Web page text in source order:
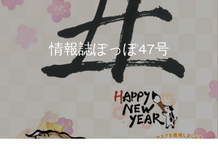
情報誌ぽっぽ47号